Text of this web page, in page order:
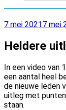
Geplaatst
7 mei 20217 mei
Heldere
In een video van
een aantal heel
de nieuwe leden
uitleg met
staan.